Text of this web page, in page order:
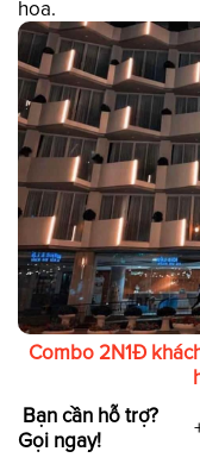
hoa.
Combo 2N1Đ
Bạn cần hỗ trợ?
Gọi ngay!